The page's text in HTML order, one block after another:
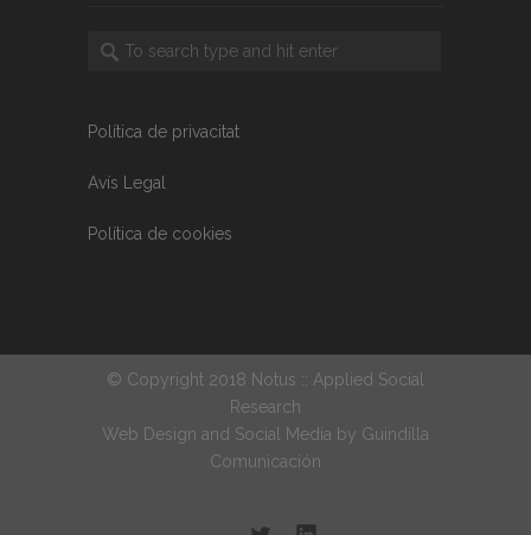
Política de privacitat
Avís Legal
Política de cookies
© Copyright 2018 Notus :: Applied Social
Research
Web Design and Social Media by Guindilla
Comunicación